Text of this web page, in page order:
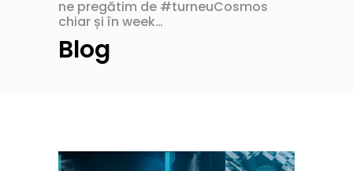
ne pregătim de #turneuCosmos
chiar și în week…
Blog